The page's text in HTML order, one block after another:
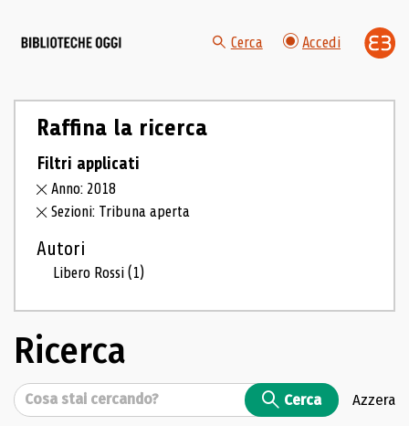
Cerca Accedi
Raffina la ricerca
Filtri applicati
Anno: 2018
Sezioni: Tribuna aperta
Autori
Libero Rossi(1)
Ricerca
Cerca Cerca Azzera